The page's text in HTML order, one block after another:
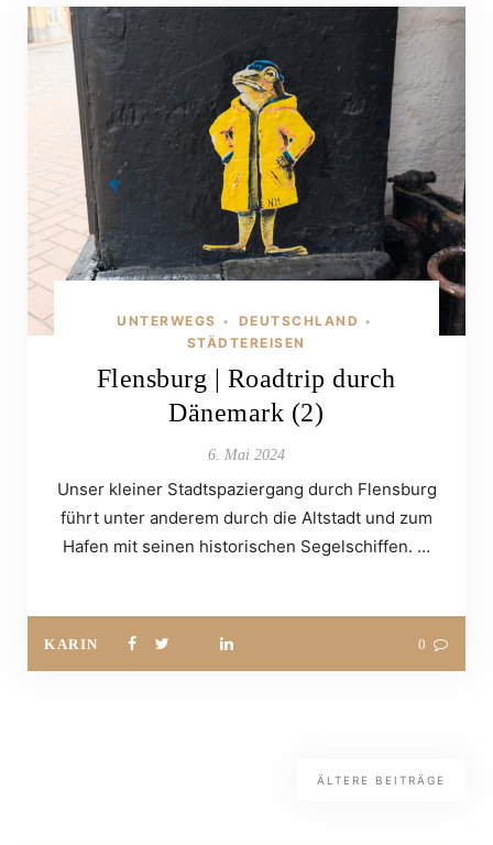
UNTERWEGS • DEUTSCHLAND •
STÄDTEREISEN
Flensburg | Roadtrip durch
Dänemark (2)
6. Mai 2024
Unser kleiner Stadtspaziergang durch Flensburg
führt unter anderem durch die Altstadt und zum
Hafen mit seinen historischen Segelschiffen. …
KARIN 0
ÄLTERE BEITRÄGE